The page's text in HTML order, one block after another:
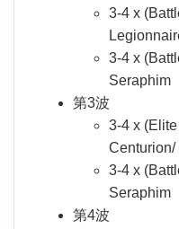
3-4 x
3-4 x
Seraphim
第3波
3-4 x
3-4 x
Seraphim
第4波